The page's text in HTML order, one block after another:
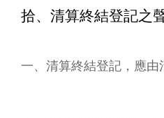
拾、清算終結登記之
一、清算終結登記，應由